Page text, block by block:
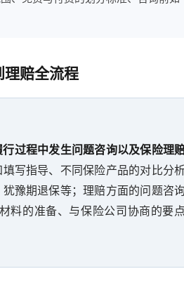
赔全流程
过程中发生问题咨询以及保险理
写指导、不同保险产品的对比分
豫期退保等；理赔方面的问题咨询
料的准备、与保险公司协商的要点